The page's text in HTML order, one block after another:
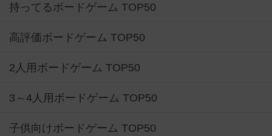
持ってるボードゲーム TOP50
高評価ボードゲーム TOP50
2人用ボードゲーム TOP50
3～4人用ボードゲーム TOP50
子供向けボードゲーム TOP50